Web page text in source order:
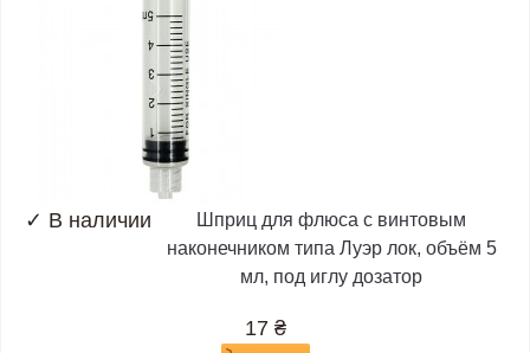
✓ В наличии
Шприц для флюса с винтовым
наконечником типа Луэр лок, объём 5
мл, под иглу дозатор
17 ₴